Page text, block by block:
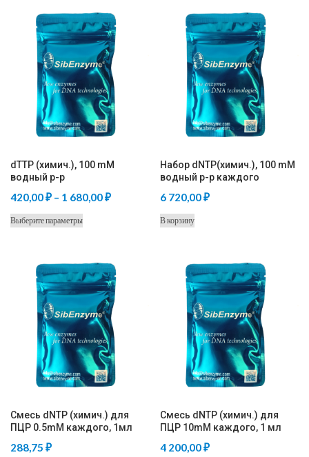
1
680,00 ₽
несколько
вариаций.
Опции
можно
выбрать
на
странице
товара.
1
680,00 ₽
несколько
вариаций.
Опции
можно
выбрать
на
странице
товара.
dTTP (химич.), 100 mM
водный р-р
420,00₽ – 1 680,00₽Диапазон
1
680,00 ₽
Выберите параметрыЭтот
несколько
вариаций.
Опции
можно
выбрать
на
странице
товара.
Набор dNTP(химич.), 100 mM
водный р-р каждого
6 720,00₽
В корзину
Смесь dNTP (химич.) для
ПЦР 0.5mM каждого, 1мл
288,75 ₽
Смесь dNTP (химич.) для
ПЦР 10mM каждого, 1 мл
4 200,00₽